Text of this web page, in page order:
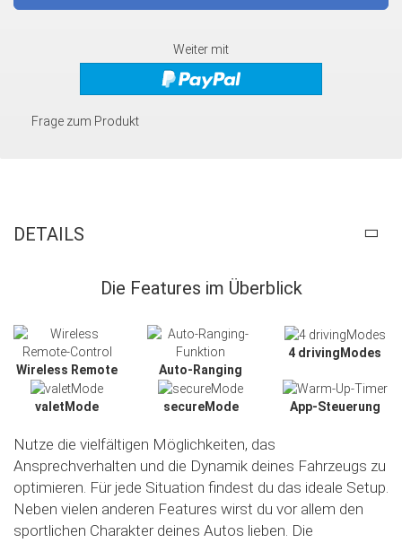
Weiter mit
Frage zum Produkt
DETAILS
Die Features im Überblick
Wireless Remote Auto-Ranging
4 drivingModes
valetMode secureMode App-Steuerung
Nutze die vielfältigen Möglichkeiten, das
Ansprechverhalten und die Dynamik deines Fahrzeugs zu
optimieren. Für jede Situation findest du das ideale Setup.
Neben vielen anderen Features wirst du vor allem den
sportlichen Charakter deines Autos lieben. Die